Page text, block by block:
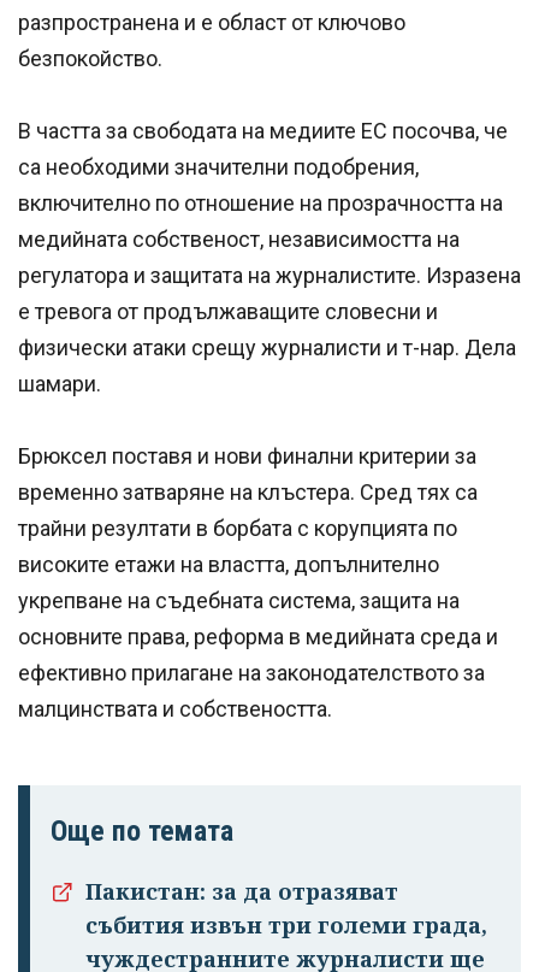
Успешно
разпространена и е област от ключово
безпокойство.
В частта за свободата на медиите ЕС посочва, че
са необходими значителни подобрения,
включително по отношение на прозрачността на
медийната собственост, независимостта на
регулатора и защитата на журналистите. Изразена
е тревога от продължаващите словесни и
физически атаки срещу журналисти и т-нар. Дела
шамари.
Брюксел поставя и нови финални критерии за
временно затваряне на клъстера. Сред тях са
трайни резултати в борбата с корупцията по
високите етажи на властта, допълнително
укрепване на съдебната система, защита на
основните права, реформа в медийната среда и
ефективно прилагане на законодателството за
малцинствата и собствеността.
Още по темата
Пакистан: за да отразяват
събития извън три големи града,
чуждестранните журналисти ще